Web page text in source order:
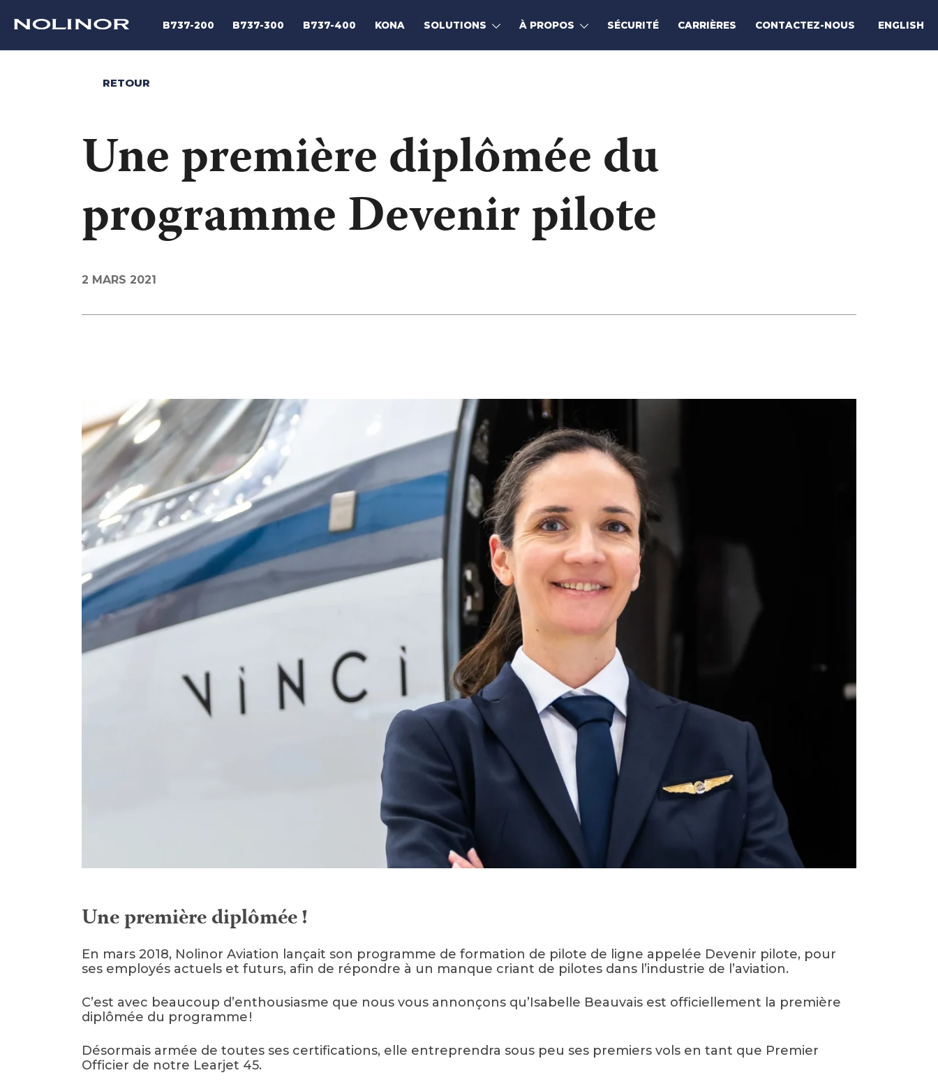
B737-200 B737-300 B737-400 KONA SOLUTIONS À PROPOS SÉCURITÉ CARRIÈRES CONTACTEZ-NOUS ENGLISH
RETOUR
Une première diplômée du
programme Devenir pilote
2 MARS 2021
Une première diplômée !
En mars 2018, Nolinor Aviation lançait son programme de formation de pilote de ligne appelée Devenir pilote, pour
ses employés actuels et futurs, afin de répondre à un manque criant de pilotes dans l’industrie de l’aviation.
C’est avec beaucoup d’enthousiasme que nous vous annonçons qu’Isabelle Beauvais est officiellement la première
diplômée du programme !
Désormais armée de toutes ses certifications, elle entreprendra sous peu ses premiers vols en tant que Premier
Officier de notre Learjet 45.